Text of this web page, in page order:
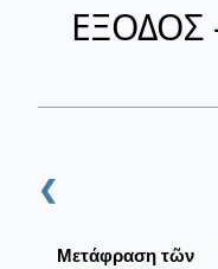
ΕΞΟΔΟΣ
❮
Μετάφραση τῶν